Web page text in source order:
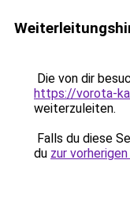
Die von dir
https://vorota-
weiterzuleiten.
Falls du diese
du zur